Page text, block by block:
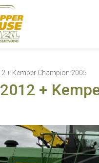
+ Kemper Champion 2005
+